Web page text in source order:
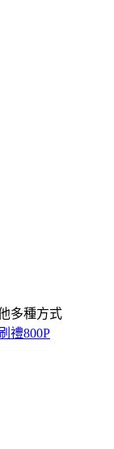
多種方式
禮800P